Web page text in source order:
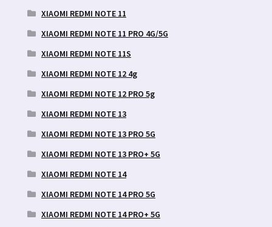
XIAOMI REDMI NOTE 11
XIAOMI REDMI NOTE 11 PRO 4G/5G
XIAOMI REDMI NOTE 11S
XIAOMI REDMI NOTE 12 4g
XIAOMI REDMI NOTE 12 PRO 5g
XIAOMI REDMI NOTE 13
XIAOMI REDMI NOTE 13 PRO 5G
XIAOMI REDMI NOTE 13 PRO+ 5G
XIAOMI REDMI NOTE 14
XIAOMI REDMI NOTE 14 PRO 5G
XIAOMI REDMI NOTE 14 PRO+ 5G